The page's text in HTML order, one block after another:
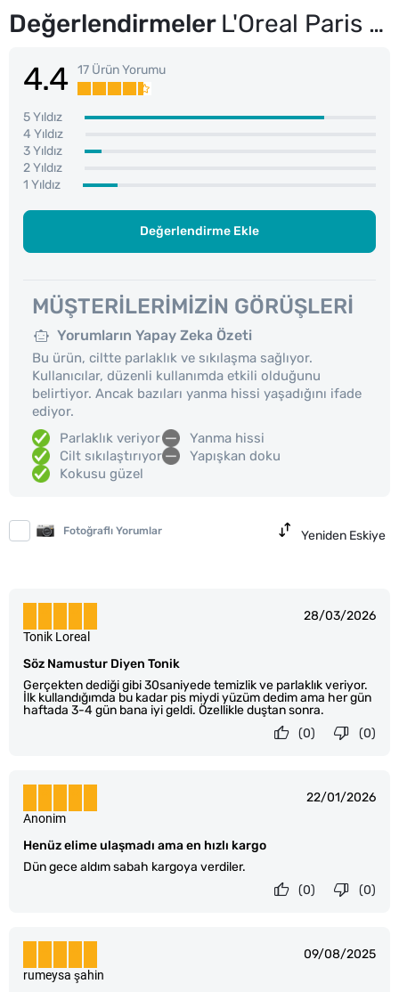
Değerlendirmeler L'Oreal Paris Revitalift %5 Saf Glikolik Asit Peeling Etkili Tonik
4.4 17 Ürün Yorumu
5 Yıldız
4 Yıldız
3 Yıldız
2 Yıldız
1 Yıldız
Değerlendirme Ekle
MÜŞTERILERIMIZIN GÖRÜŞLERI
Yorumların Yapay Zeka Özeti
Bu ürün, ciltte parlaklık ve sıkılaşma sağlıyor.
Kullanıcılar, düzenli kullanımda etkili olduğunu
belirtiyor. Ancak bazıları yanma hissi yaşadığını ifade
ediyor.
Parlaklık veriyor
Cilt sıkılaştırıyor
Kokusu güzel
Yanma hissi
Yapışkan doku
Fotoğraflı Yorumlar Yeniden Eskiye
28/03/2026
Söz Namustur Diyen Tonik
Gerçekten dediği gibi 30saniyede temizlik ve parlaklık veriyor.
İlk kullandığımda bu kadar pis miydi yüzüm dedim ama her gün
haftada 3-4 gün bana iyi geldi. Özellikle duştan sonra.
Tonik Loreal
(0)
(0)
22/01/2026
Henüz elime ulaşmadı ama en hızlı kargo
Dün gece aldım sabah kargoya verdiler.
Anonim
(0)
(0)
09/08/2025
rumeysa şahin